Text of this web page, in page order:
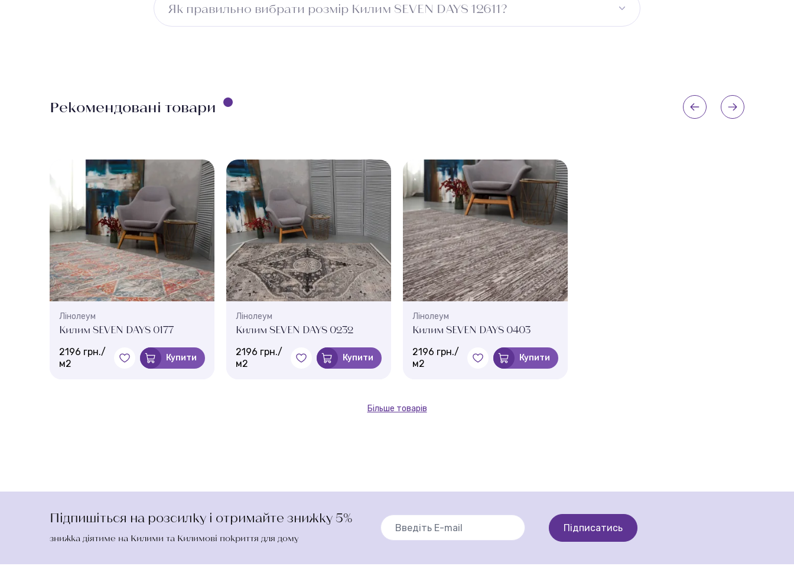
Як правильно вибрати розмір Килим SEVEN DAYS 12611?
Рекомендовані товари
Лінолеум
Килим SEVEN DAYS 0177
2196 грн./
м2
Купити
Лінолеум
Килим SEVEN DAYS 0232
2196 грн./
м2
Купити
Лінолеум
Килим SEVEN DAYS 0403
2196 грн./
м2
Купити
Більше товарів
Підпишіться на розсилку і отримайте знижку 5%
знижка діятиме на Килими та Килимові покриття для дому
Підписатись